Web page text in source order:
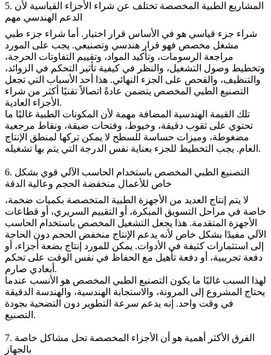
5. المشاريع الطبية المخصصة تختلف عن شراء الأجزاء القياسية لأن
الدعم الهندسي مهم
شراء جزء قياسي هو في الأساس قرار اختيار. أما شراء جزء طبي
مشغل مخصص فهو قرار هندسي وتصنيعي. يجب على المورد
مراجعة الرسومات، وتأكيد المواد، وتقييم التفاوتات الحرجة،
وتخطيط وصول التشغيل، والنظر في كيفية تأثير التحكم في الزوائد،
والتنظيف، والفحص على الجزء النهائي. هذا أحد الأسباب التي تجعل
التصنيع الطبي المخصص يتضمن عادةً اتصالاً تقنيًا أكثر من شراء
الأجزاء العادية.
تلك القيمة الهندسية المضافة مهمة لأن المكونات الطبية غالبًا ما
تحتوي على ثقوب دقيقة، وخيوط، وفتحات ضيقة، ونقاط مرجعية
مضغوطة، وميزات حساسة للسطح لا يمكن تركها لمنطق الإنتاج
العام. يجب التخطيط للجزء بعناية نفس الدرجة التي يتم بها تشغيله.
6. التصنيع الطبي المخصص باستخدام الحاسب الآلي قوي بشكل
خاص للأعمال منخفضة الحجم وعالية الدقة
لا يتم إنتاج العديد من الأجهزة الطبية المتخصصة بكميات ضخمة،
خاصة في مراحل التسويق المبكرة، أو التقييم السريري، أو قطاعات
الأجهزة المتقدمة. هذا يجعل التشغيل المخصص باستخدام الحاسب
الآلي مفيدًا بشكل خاص لأنه يدعم الإنتاج منخفض الحجم دون الحاجة
إلى استثمارات كثيفة في الأدوات. يمكن للمورد إنتاج بضعة أجزاء، أو
دفعة تجريبية، أو دفعة تأهيل مع الحفاظ في نفس الوقت على تحكم
أبعادي صارم.
لهذا السبب غالبًا ما يكون التصنيع الطبي المخصص هو الأنسب عندما
يحتاج المشروع إلى المرونة، والاستجابة الهندسية، والهندسة الدقيقة
في وقت واحد. إنه يدعم سرعة التطوير دون التضحية بجودة
التصنيع.
7. الفرق الأكثر أهمية هو أن الأجزاء المخصصة تحل مشاكل خاصة
بالجهاز